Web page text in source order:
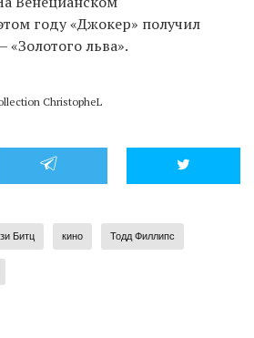
году «Джокер» получил
«Золотого льва».
ChristopheL
Битц кино Тодд Филлипс